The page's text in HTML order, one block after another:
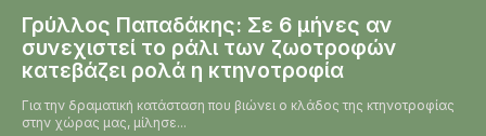
Γρύλλος Παπαδάκης: Σε 6 μήνες αν
συνεχιστεί το ράλι των ζωοτροφών
κατεβάζει ρολά η κτηνοτροφία
Για την δραματική κατάσταση που βιώνει ο κλάδος της κτηνοτροφίας
στην χώρας μας, μίλησε...